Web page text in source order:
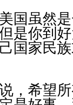
国虽然
是你到
国家民
，希望